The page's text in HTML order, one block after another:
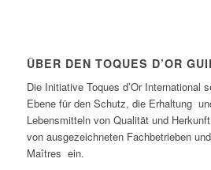
ÜBER DEN TOQUES D’OR
Die Initiative Toques d’Or International
Ebene für den Schutz, die Erhaltung
Lebensmitteln von Qualität und
von ausgezeichneten Fachbetrieben
Maîtres ein.